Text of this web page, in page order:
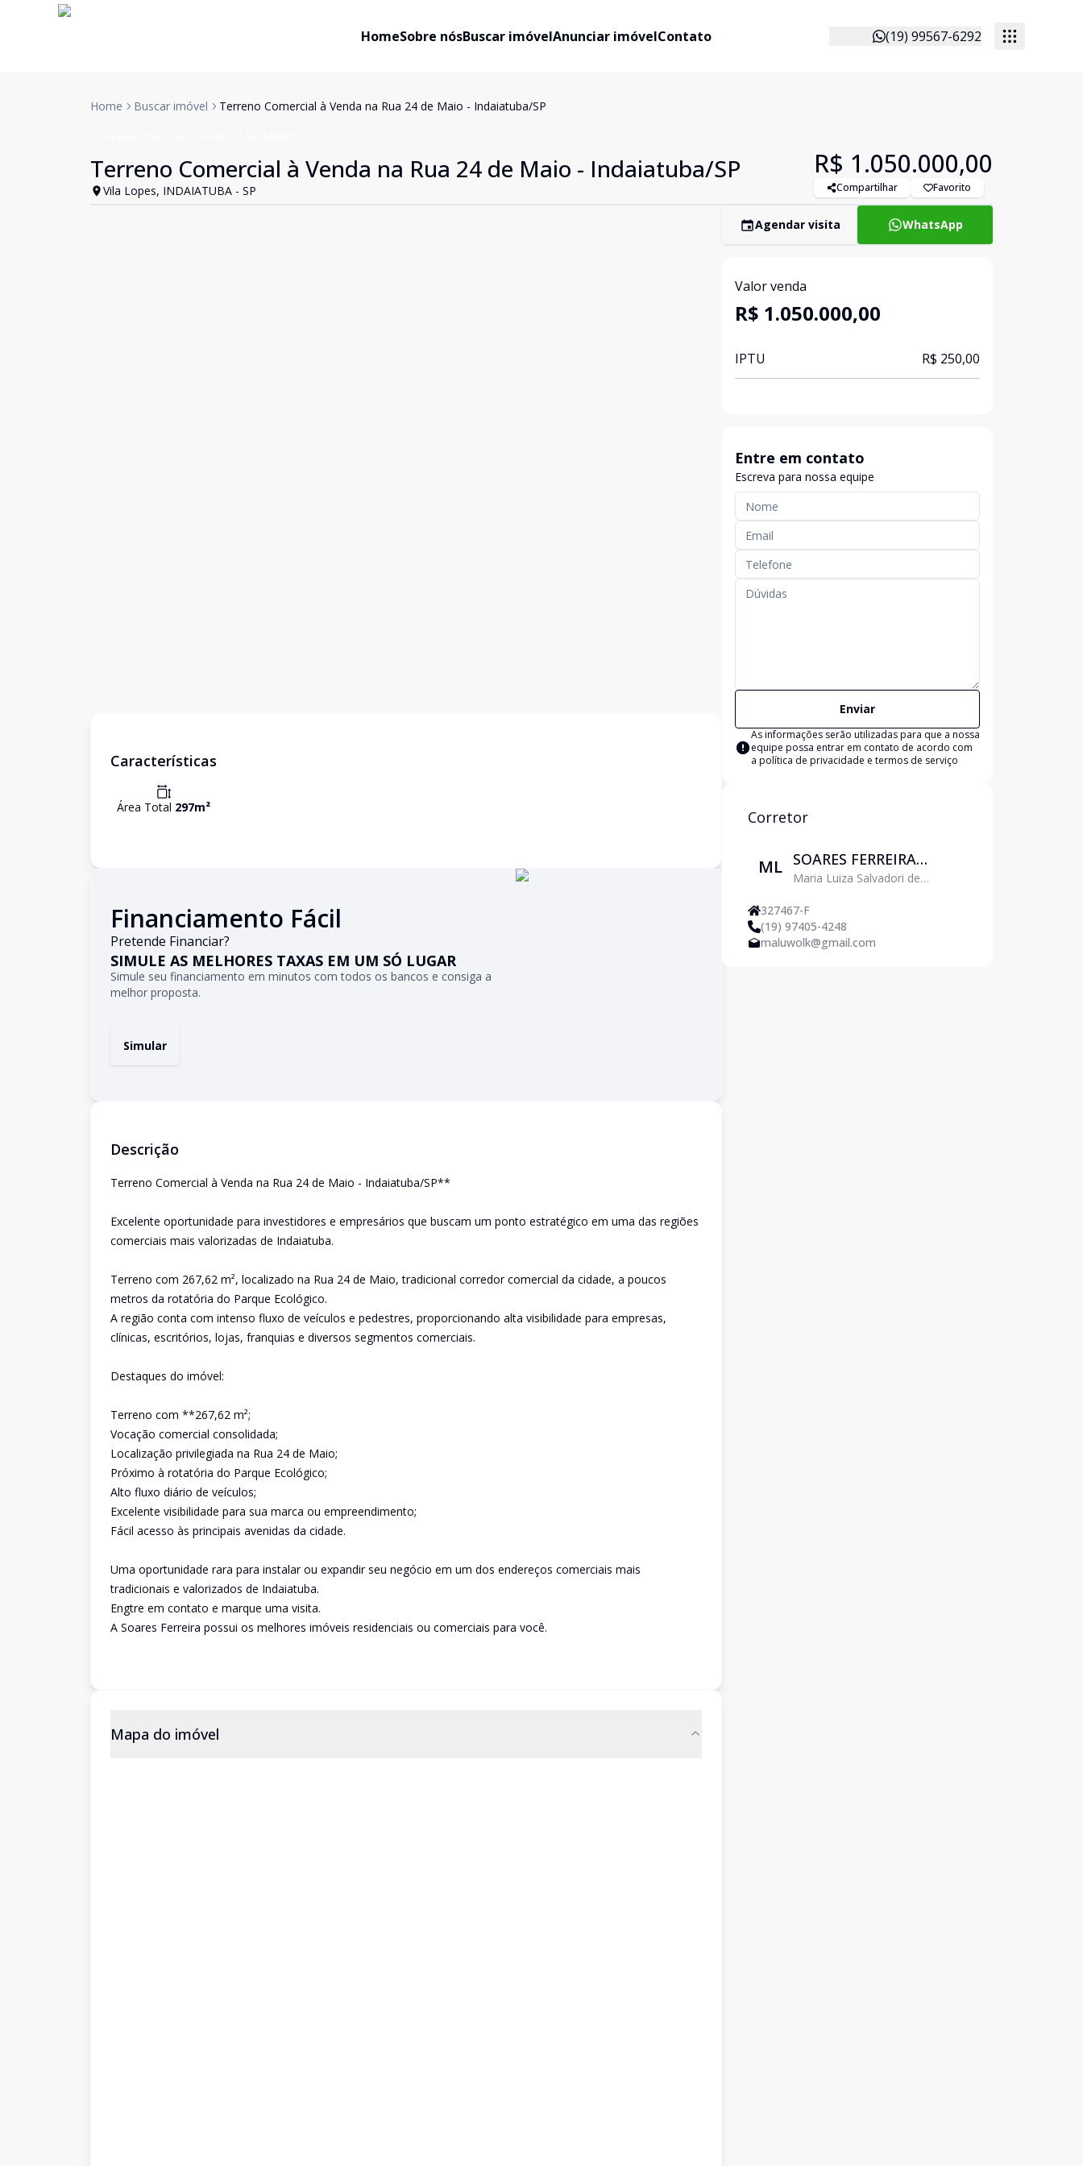
HomeSobre nósBuscar imóvelAnunciar imóvelContato (19) 99567-6292
Home Buscar imóvel Terreno Comercial à Venda na Rua 24 de Maio - Indaiatuba/SP
Terreno Comercial à Venda na Rua 24 de Maio - Indaiatuba/SP
Vila Lopes, INDAIATUBA - SP
R$ 1.050.000,00
Compartilhar Favorito
Características
Área Total 297m²
Financiamento Fácil
Pretende Financiar?
SIMULE AS MELHORES TAXAS EM UM SÓ LUGAR
Simule seu financiamento em minutos com todos os bancos e consiga a
melhor proposta.
Simular
Descrição
Terreno Comercial à Venda na Rua 24 de Maio - Indaiatuba/SP**
Excelente oportunidade para investidores e empresários que buscam um ponto estratégico em uma das regiões
comerciais mais valorizadas de Indaiatuba.
Terreno com 267,62 m², localizado na Rua 24 de Maio, tradicional corredor comercial da cidade, a poucos
metros da rotatória do Parque Ecológico.
A região conta com intenso fluxo de veículos e pedestres, proporcionando alta visibilidade para empresas,
clínicas, escritórios, lojas, franquias e diversos segmentos comerciais.
Destaques do imóvel:
Terreno com **267,62 m²;
Vocação comercial consolidada;
Localização privilegiada na Rua 24 de Maio;
Próximo à rotatória do Parque Ecológico;
Alto fluxo diário de veículos;
Excelente visibilidade para sua marca ou empreendimento;
Fácil acesso às principais avenidas da cidade.
Uma oportunidade rara para instalar ou expandir seu negócio em um dos endereços comerciais mais
tradicionais e valorizados de Indaiatuba.
Engtre em contato e marque uma visita.
A Soares Ferreira possui os melhores imóveis residenciais ou comerciais para você.
Mapa do imóvel
Agendar visita WhatsApp
Valor venda
R$ 1.050.000,00
IPTU R$ 250,00
Entre em contato
Escreva para nossa equipe
Enviar
As informações serão utilizadas para que a nossa
equipe possa entrar em contato de acordo com
a política de privacidade e termos de serviço
Corretor
ML SOARES FERREIRA
NEGOCIOS
IMOBILIARIOS LTDA
Maria Luiza Salvadori de
327467-F
(19) 97405-4248
maluwolk@gmail.com